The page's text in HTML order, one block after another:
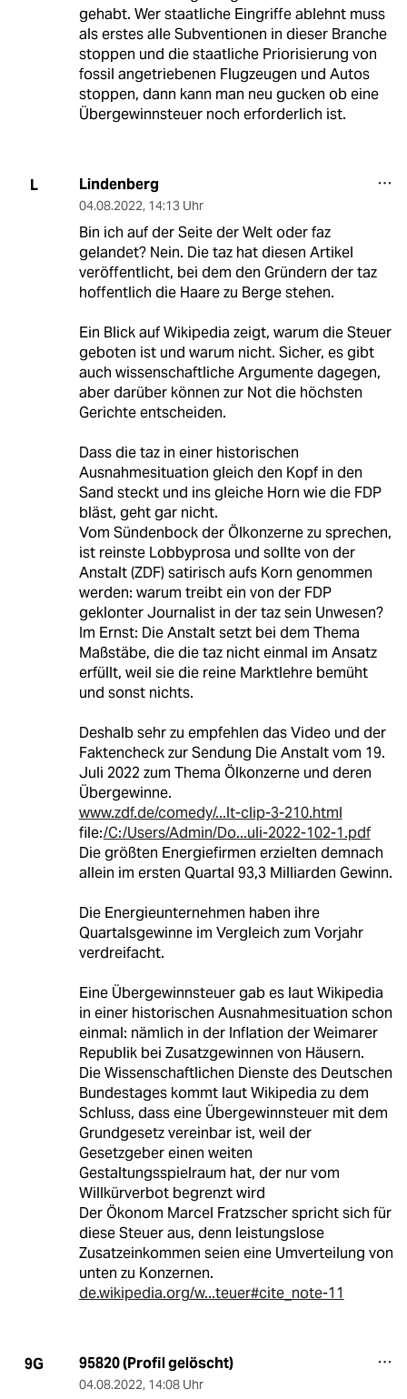
gehabt. Wer staatliche Eingriffe ablehnt muss
als erstes alle Subventionen in dieser Branche
stoppen und die staatliche Priorisierung von
fossil angetriebenen Flugzeugen und Autos
stoppen, dann kann man neu gucken ob eine
Übergewinnsteuer noch erforderlich ist.
L Lindenberg
04.08.2022, 14:13 Uhr
Bin ich auf der Seite der Welt oder faz
gelandet? Nein. Die taz hat diesen Artikel
veröffentlicht, bei dem den Gründern der taz
hoffentlich die Haare zu Berge stehen.
Ein Blick auf Wikipedia zeigt, warum die Steuer
geboten ist und warum nicht. Sicher, es gibt
auch wissenschaftliche Argumente dagegen,
aber darüber können zur Not die höchsten
Gerichte entscheiden.
Dass die taz in einer historischen
Ausnahmesituation gleich den Kopf in den
Sand steckt und ins gleiche Horn wie die FDP
bläst, geht gar nicht.
Vom Sündenbock der Ölkonzerne zu sprechen,
ist reinste Lobbyprosa und sollte von der
Anstalt (ZDF) satirisch aufs Korn genommen
werden: warum treibt ein von der FDP
geklonter Journalist in der taz sein Unwesen?
Im Ernst: Die Anstalt setzt bei dem Thema
Maßstäbe, die die taz nicht einmal im Ansatz
erfüllt, weil sie die reine Marktlehre bemüht
und sonst nichts.
Deshalb sehr zu empfehlen das Video und der
Faktencheck zur Sendung Die Anstalt vom 19.
Juli 2022 zum Thema Ölkonzerne und deren
Übergewinne.
www.zdf.de/comedy/...lt-clip-3-210.html
file:/C:/Users/Admin/Do...uli-2022-102-1.pdf
Die größten Energiefirmen erzielten demnach
allein im ersten Quartal 93,3 Milliarden Gewinn.
Die Energieunternehmen haben ihre
Quartalsgewinne im Vergleich zum Vorjahr
verdreifacht.
Eine Übergewinnsteuer gab es laut Wikipedia
in einer historischen Ausnahmesituation schon
einmal: nämlich in der Inflation der Weimarer
Republik bei Zusatzgewinnen von Häusern.
Die Wissenschaftlichen Dienste des Deutschen
Bundestages kommt laut Wikipedia zu dem
Schluss, dass eine Übergewinnsteuer mit dem
Grundgesetz vereinbar ist, weil der
Gesetzgeber einen weiten
Gestaltungsspielraum hat, der nur vom
Willkürverbot begrenzt wird
Der Ökonom Marcel Fratzscher spricht sich für
diese Steuer aus, denn leistungslose
Zusatzeinkommen seien eine Umverteilung von
unten zu Konzernen.
de.wikipedia.org/w...teuer#cite_note-11
9G 95820 (Profil gelöscht)
04.08.2022, 14:08 Uhr